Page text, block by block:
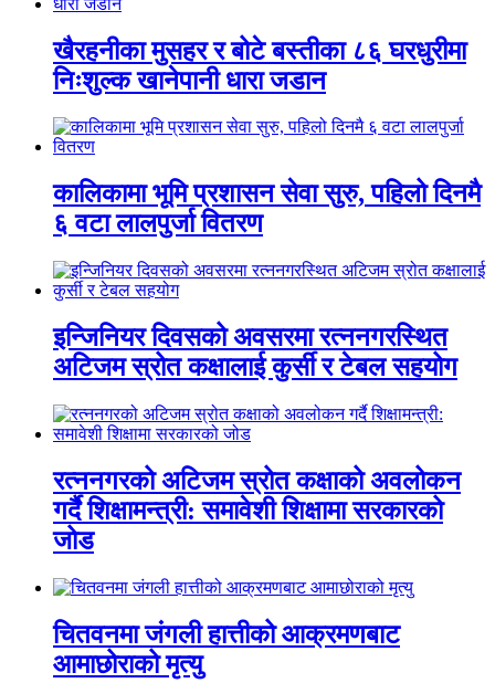
खैरहनीका मुसहर र बोटे बस्तीका ८६ घरधुरीमा
निःशुल्क खानेपानी धारा जडान
कालिकामा भूमि प्रशासन सेवा सुरु, पहिलो दिनमै
६ वटा लालपुर्जा वितरण
इन्जिनियर दिवसको अवसरमा रत्ननगरस्थित
अटिजम स्रोत कक्षालाई कुर्सी र टेबल सहयोग
रत्ननगरको अटिजम स्रोत कक्षाको अवलोकन
गर्दै शिक्षामन्त्री: समावेशी शिक्षामा सरकारको
जोड
चितवनमा जंगली हात्तीको आक्रमणबाट
आमाछोराको मृत्यु